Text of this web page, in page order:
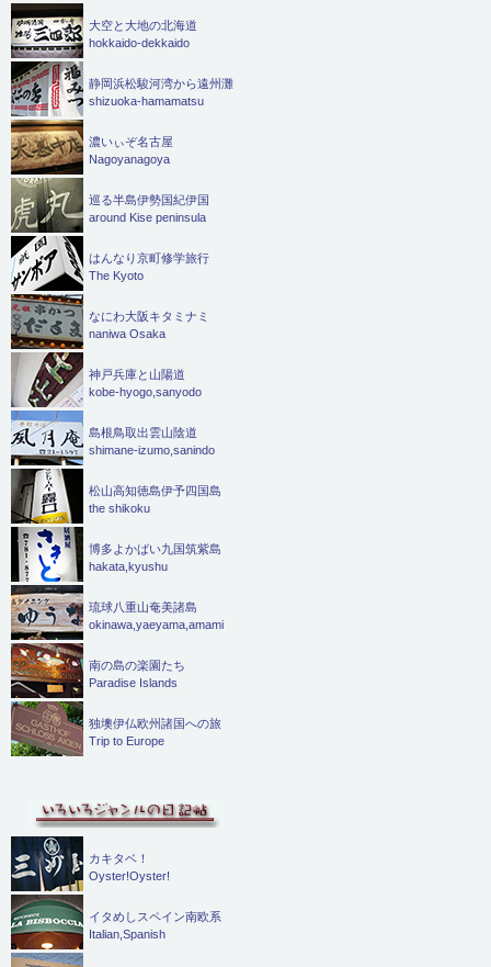
大空と大地の北海道
hokkaido-dekkaido
静岡浜松駿河湾から遠州灘
shizuoka-hamamatsu
濃いぃぞ名古屋
Nagoyanagoya
巡る半島伊勢国紀伊国
around Kise peninsula
はんなり京町修学旅行
The Kyoto
なにわ大阪キタミナミ
naniwa Osaka
神戸兵庫と山陽道
kobe-hyogo,sanyodo
島根鳥取出雲山陰道
shimane-izumo,sanindo
松山高知徳島伊予四国島
the shikoku
博多よかばい九国筑紫島
hakata,kyushu
琉球八重山奄美諸島
okinawa,yaeyama,amami
南の島の楽園たち
Paradise Islands
独墺伊仏欧州諸国への旅
Trip to Europe
カキタベ！
Oyster!Oyster!
イタめしスペイン南欧系
Italian,Spanish